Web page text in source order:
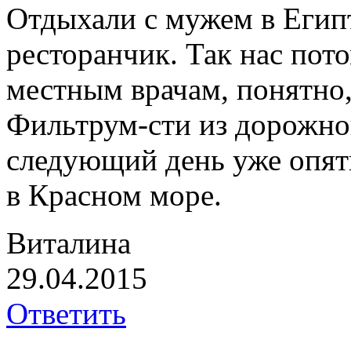
Отдыхали с мужем в
ресторанчик. Так нас
местным врачам,
Фильтрум-сти из
следующий день уже
в Красном море.
Виталина
29.04.2015
Ответить